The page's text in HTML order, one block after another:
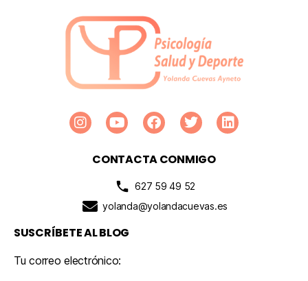
CONTACTA CONMIGO
627 59 49 52
yolanda@yolandacuevas.es
SUSCRÍBETE AL BLOG
Tu correo electrónico: